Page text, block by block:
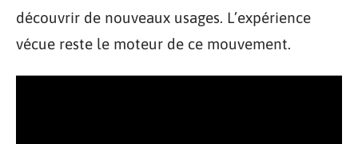
découvrir de nouveaux usages. L’expérience
vécue reste le moteur de ce mouvement.